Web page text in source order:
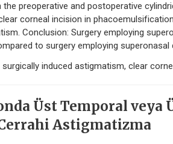
preoperative and postoperative
corneal incision in
Conclusion: Surgery employing
to surgery employing superonasal
induced astigmatism, clear
Üst Temporal veya
Astigmatizma